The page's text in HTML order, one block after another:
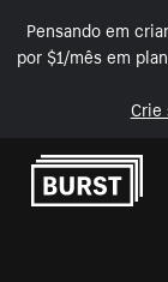
Pensando em
por $1/mês em
Crie
Pular para o